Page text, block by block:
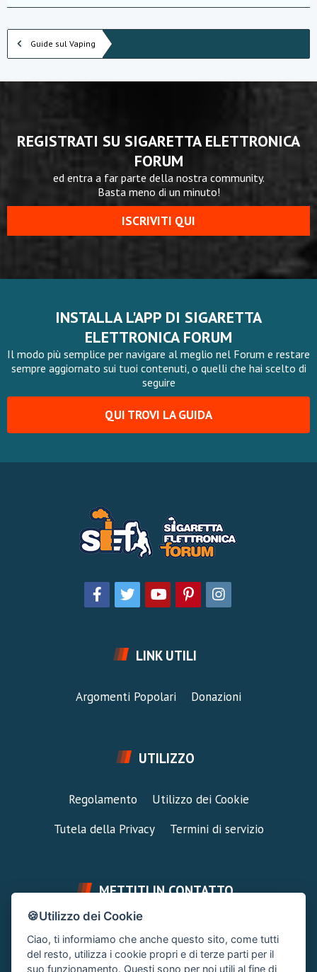
Guide sul Vaping
REGISTRATI SU SIGARETTA ELETTRONICA
FORUM
ed entra a far parte della nostra community.
Basta meno di un minuto!
ISCRIVITI QUI
INSTALLA L'APP DI SIGARETTA
ELETTRONICA FORUM
Il modo più semplice per navigare al meglio nel Forum e restare
sempre aggiornato sui tuoi contenuti, o quelli che hai scelto di
seguire
QUI TROVI LA GUIDA
LINK UTILI
Argomenti Popolari Donazioni
UTILIZZO
Regolamento
Utilizzo dei Cookie
Tutela della Privacy
Termini di servizio
METTITI IN CONTATTO
FAI UNA DOMANDA
Chiedi un Consiglio
Area Ticket
🍪Utilizzo dei Cookie
Ciao, ti informiamo che anche questo sito, come tutti
del resto, utilizza i cookie propri e di terze parti per il
suo funzionamento. Questi sono per noi utili al fine di